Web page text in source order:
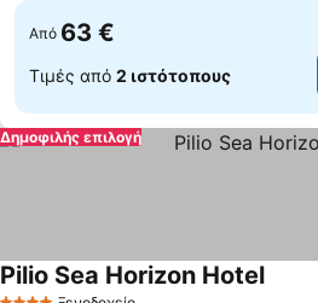
Από 63 €
Τιμές από 2 ιστότοπους
Δημοφιλής επιλογή
Pilio Sea Horizon Hotel